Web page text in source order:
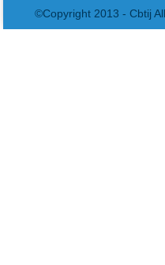
©Copyright 2013 - Cbtij